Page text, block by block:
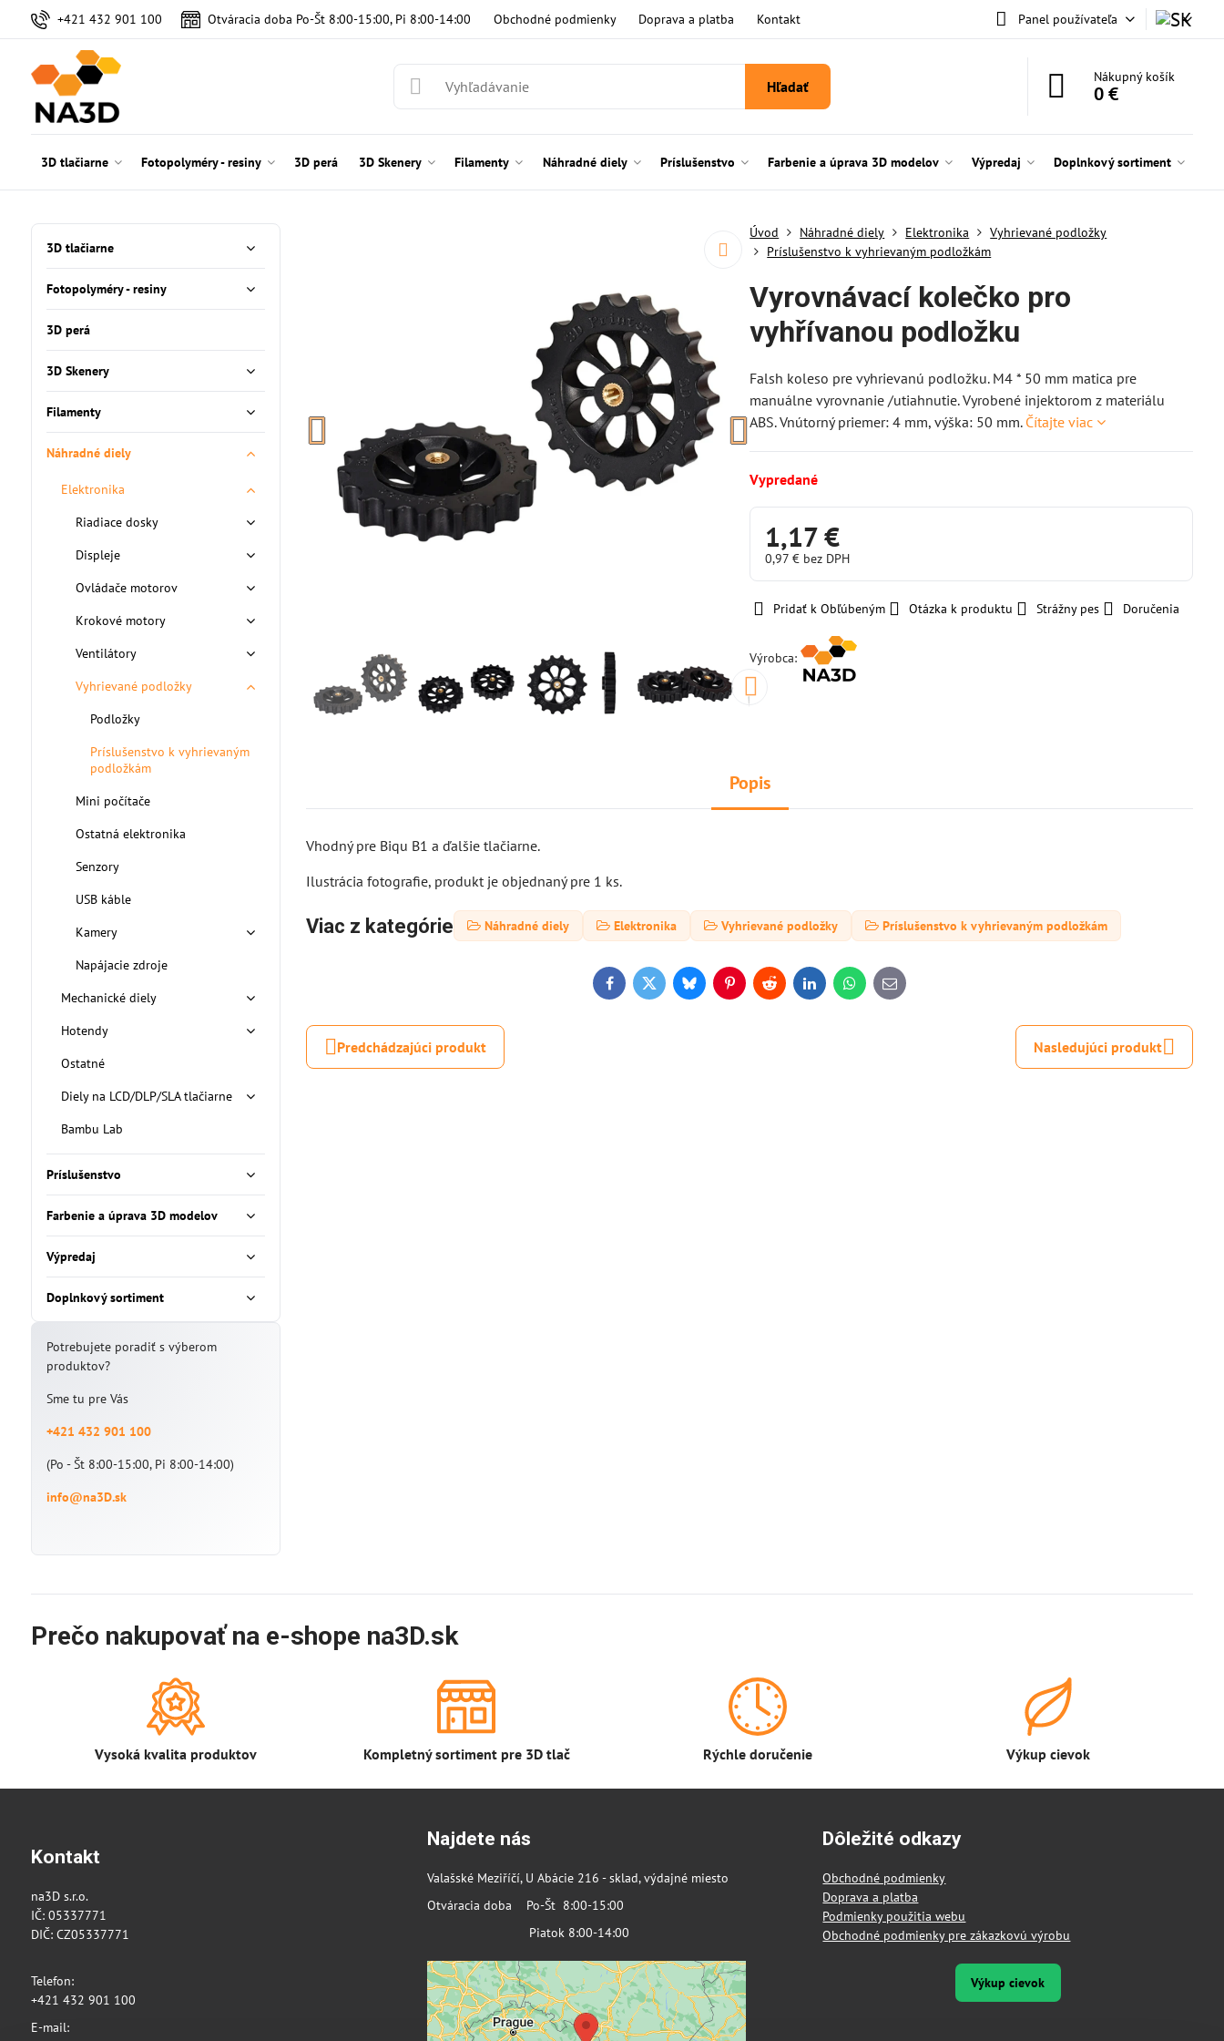
+421 432 901 100 Otváracia doba Po-Št 8:00-15:00, Pi 8:00-14:00 Obchodné podmienky Doprava a platba Kontakt Panel používateľa
Hľadať
Nákupný košík
0 €
3D tlačiarne Fotopolyméry - resiny 3D perá 3D Skenery Filamenty Náhradné diely Príslušenstvo Farbenie a úprava 3D modelov Výpredaj Doplnkový sortiment
Úvod Náhradné diely Elektronika
Vyhrievané podložky
Príslušenstvo k vyhrievaným podložkám
Vyrovnávací kolečko pro
vyhřívanou podložku
Falsh koleso pre vyhrievanú podložku. M4 * 50 mm matica pre
manuálne vyrovnanie /utiahnutie. Vyrobené injektorom z materiálu
ABS. Vnútorný priemer: 4 mm, výška: 50 mm. Čítajte viac
Vypredané
1,17 €
0,97 € bez DPH
Pridať k Obľúbeným Otázka k produktu Strážny pes Doručenia
Výrobca:
Popis
Vhodný pre Biqu B1 a ďalšie tlačiarne.
Ilustrácia fotografie, produkt je objednaný pre 1 ks.
Viac z kategórie Náhradné diely Elektronika Vyhrievané podložky Príslušenstvo k vyhrievaným podložkám
FacebookTwitterBlueskyPinterestRedditLinkedInWhatsApp
E-
mail
Predchádzajúci produkt Nasledujúci produkt
3D tlačiarne
Fotopolyméry - resiny
3D perá
3D Skenery
Filamenty
Náhradné diely
Elektronika
Riadiace dosky
Displeje
Ovládače motorov
Krokové motory
Ventilátory
Vyhrievané podložky
Podložky
Príslušenstvo k vyhrievaným
podložkám
Mini počítače
Ostatná elektronika
Senzory
USB káble
Kamery
Napájacie zdroje
Mechanické diely
Hotendy
Ostatné
Diely na LCD/DLP/SLA tlačiarne
Bambu Lab
Príslušenstvo
Farbenie a úprava 3D modelov
Výpredaj
Doplnkový sortiment
Potrebujete poradiť s výberom
produktov?
Sme tu pre Vás
+421 432 901 100
(Po - Št 8:00-15:00, Pi 8:00-14:00)
info@na3D.sk
Prečo nakupovať na e-shope na3D.sk
Vysoká kvalita produktov Kompletný sortiment pre 3D tlač Rýchle doručenie Výkup cievok
Kontakt
na3D s.r.o.
IČ: 05337771
DIČ: CZ05337771
Telefon:
+421 432 901 100
E-mail:
Najdete nás
Valašské Meziříčí, U Abácie 216 - sklad, výdajné miesto
Otváracia doba Po-Št 8:00-15:00
Piatok 8:00-14:00
Dôležité odkazy
Obchodné podmienky
Doprava a platba
Podmienky použitia webu
Obchodné podmienky pre zákazkovú výrobu
Výkup cievok